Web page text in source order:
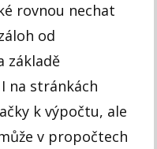
rovnou nechat
od
základě
na stránkách
k výpočtu, ale
v propočtech